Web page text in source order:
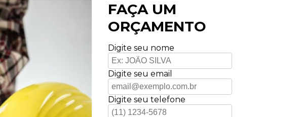
FAÇA UM
ORÇAMENTO
Digite seu nome
Digite seu email
Digite seu telefone